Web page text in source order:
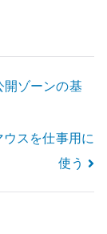
開ゾーンの基
スを仕事用に
使う